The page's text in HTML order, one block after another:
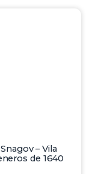
– Vila
de 1640